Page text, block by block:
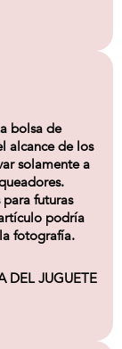
bolsa de
alcance de los
solamente a
futuras
podría
fotografía.
DEL JUGUETE